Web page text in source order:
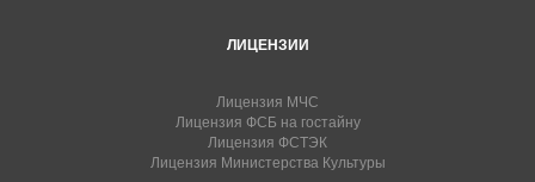
ЛИЦЕНЗИИ
Лицензия МЧС
Лицензия ФСБ на гостайну
Лицензия ФСТЭК
Лицензия Министерства Культуры